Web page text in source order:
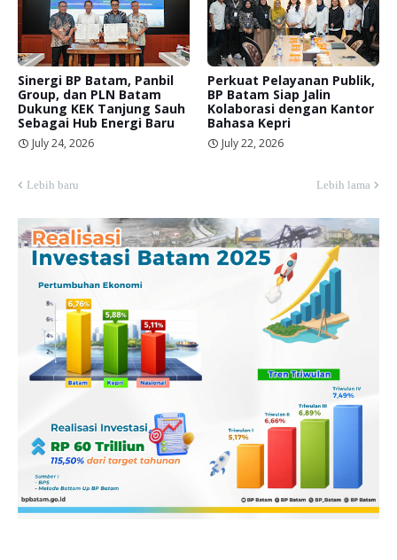
Sinergi BP Batam, Panbil
Group, dan PLN Batam
Dukung KEK Tanjung Sauh
Sebagai Hub Energi Baru
July 24, 2026
Perkuat Pelayanan Publik,
BP Batam Siap Jalin
Kolaborasi dengan Kantor
Bahasa Kepri
July 22, 2026
Lebih baru Lebih lama